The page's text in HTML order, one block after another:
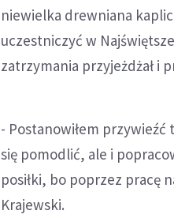
niewielka drewniana
uczestniczyć w
zatrzymania przyjeżdżał i
- Postanowiłem
się pomodlić, ale i
posiłki, bo poprzez pracę
Krajewski.